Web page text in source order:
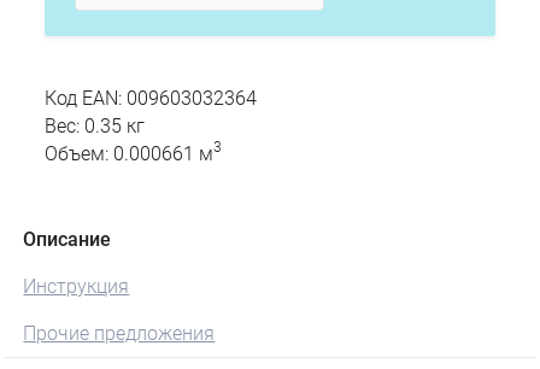
Код EAN: 009603032364
Вес: 0.35 кг
Объем: 0.000661 м3
Описание
Инструкция
Прочие предложения